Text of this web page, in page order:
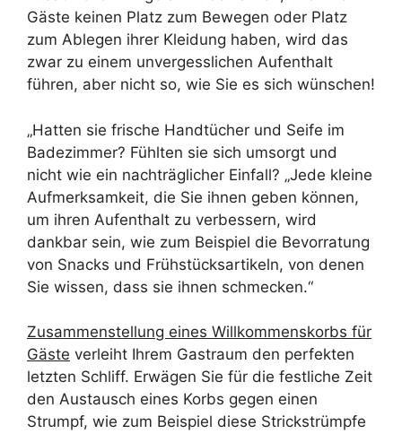
Gäste keinen Platz zum Bewegen oder Platz
zum Ablegen ihrer Kleidung haben, wird das
zwar zu einem unvergesslichen Aufenthalt
führen, aber nicht so, wie Sie es sich wünschen!
„Hatten sie frische Handtücher und Seife im
Badezimmer? Fühlten sie sich umsorgt und
nicht wie ein nachträglicher Einfall? „Jede kleine
Aufmerksamkeit, die Sie ihnen geben können,
um ihren Aufenthalt zu verbessern, wird
dankbar sein, wie zum Beispiel die Bevorratung
von Snacks und Frühstücksartikeln, von denen
Sie wissen, dass sie ihnen schmecken.“
Zusammenstellung eines Willkommenskorbs für
Gäste verleiht Ihrem Gastraum den perfekten
letzten Schliff. Erwägen Sie für die festliche Zeit
den Austausch eines Korbs gegen einen
Strumpf, wie zum Beispiel diese Strickstrümpfe